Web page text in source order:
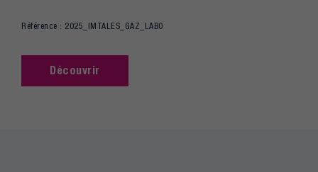
Référence : 2025_IMTALES_GAZ_LABO
Découvrir